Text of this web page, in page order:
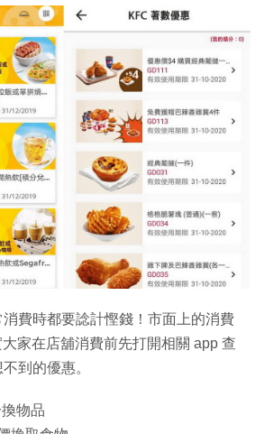
費時都要諗計慳錢！市面上的消費
家在店舖消費前先打開相關 app 查
到的優惠。
物品